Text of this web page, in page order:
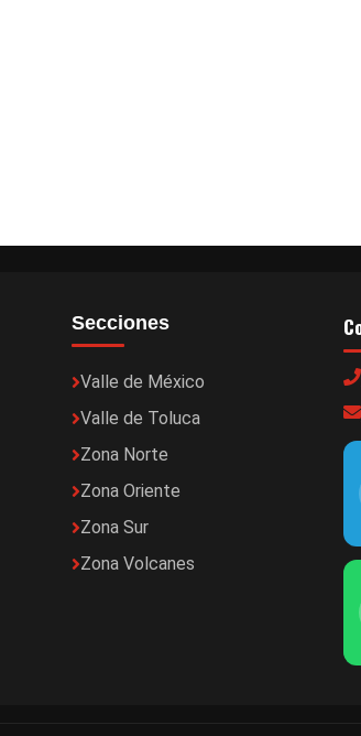
Secciones
Valle de México
Valle de Toluca
Zona Norte
Zona Oriente
Zona Sur
Zona Volcanes